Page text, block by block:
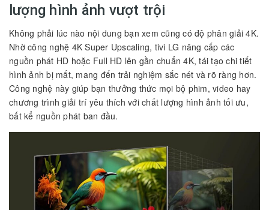
lượng hình ảnh vượt trội
Không phải lúc nào nội dung bạn xem cũng có độ phân giải 4K.
Nhờ công nghệ 4K Super Upscaling, tivi LG nâng cấp các
nguồn phát HD hoặc Full HD lên gần chuẩn 4K, tái tạo chi tiết
hình ảnh bị mất, mang đến trải nghiệm sắc nét và rõ ràng hơn.
Công nghệ này giúp bạn thưởng thức mọi bộ phim, video hay
chương trình giải trí yêu thích với chất lượng hình ảnh tối ưu,
bất kể nguồn phát ban đầu.